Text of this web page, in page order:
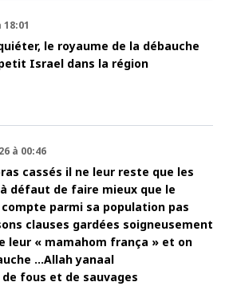
le royaume de la débauche
Israel dans la région
à 00:46
cassés il ne leur reste que les
défaut de faire mieux que le
parmi sa population pas
clauses gardées soigneusement
leur « mamahom frança » et on
…Allah yanaal
fous et de sauvages